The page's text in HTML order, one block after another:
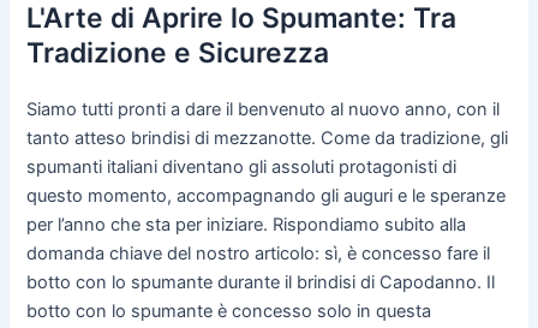
L'Arte di Aprire lo Spumante: Tra
Tradizione e Sicurezza
Siamo tutti pronti a dare il benvenuto al nuovo anno, con il
tanto atteso brindisi di mezzanotte. Come da tradizione, gli
spumanti italiani diventano gli assoluti protagonisti di
questo momento, accompagnando gli auguri e le speranze
per l’anno che sta per iniziare. Rispondiamo subito alla
domanda chiave del nostro articolo: sì, è concesso fare il
botto con lo spumante durante il brindisi di Capodanno. Il
botto con lo spumante è concesso solo in questa